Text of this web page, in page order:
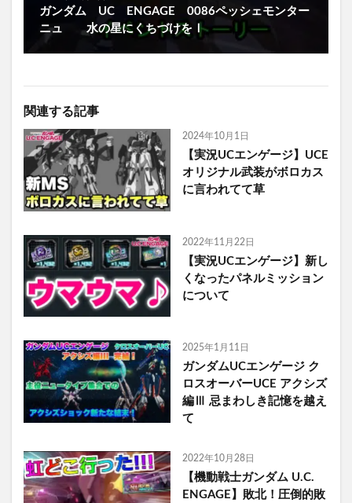
ガンダム UC ENGAGE 0086ペッシェモンター
ニュ 水の星にくちづけをⅠ
関連する記事
2024年10月1日
【実況UCエンゲージ】UCE
オリジナル武装がボロカス
に言われてて草
2022年11月22日
【実況UCエンゲージ】新し
くなったパネルミッション
について
2025年1月11日
ガンダムUCエンゲージ ク
ロスオーバーUCE アクシズ
編Ⅲ 忌まわしき記憶を越え
て
2022年10月28日
【機動戦士ガンダム U.C.
ENGAGE】敗北！圧倒的敗